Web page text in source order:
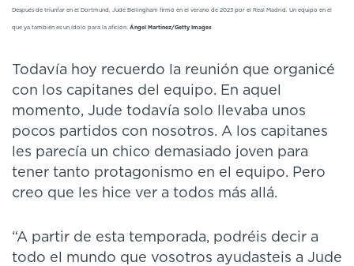
Después de triunfar en el Dortmund, Jude Bellingham firmó en el verano de 2023 por el Real Madrid. Un equipo en el
que ya también es un ídolo para la afición. Ángel Martinez/Getty Images
Todavía hoy recuerdo la reunión que organicé
con los capitanes del equipo. En aquel
momento, Jude todavía solo llevaba unos
pocos partidos con nosotros. A los capitanes
les parecía un chico demasiado joven para
tener tanto protagonismo en el equipo. Pero
creo que les hice ver a todos más allá.
“A partir de esta temporada, podréis decir a
todo el mundo que vosotros ayudasteis a Jude